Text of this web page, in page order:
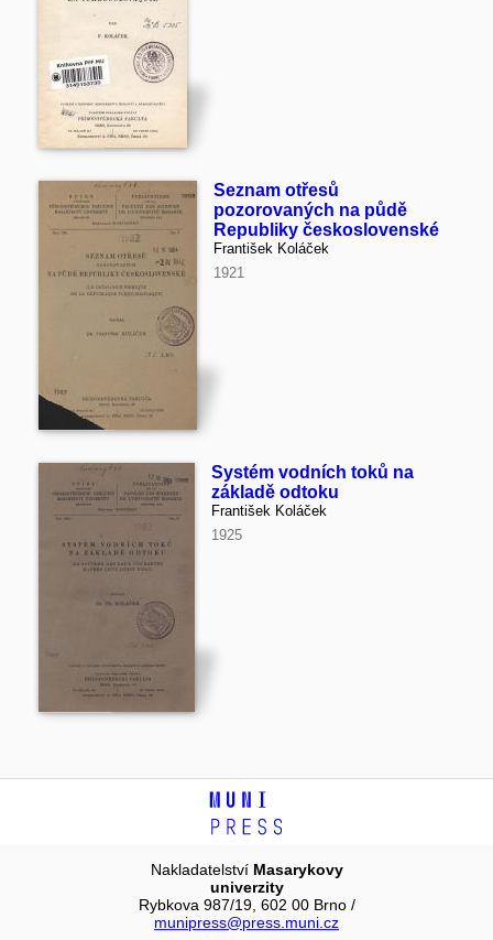
Seznam otřesů
pozorovaných na půdě
Republiky československé
František Koláček
1921
Systém vodních toků na
základě odtoku
František Koláček
1925
Nakladatelství Masarykovy
univerzity
Rybkova 987/19, 602 00 Brno /
munipress@press.muni.cz